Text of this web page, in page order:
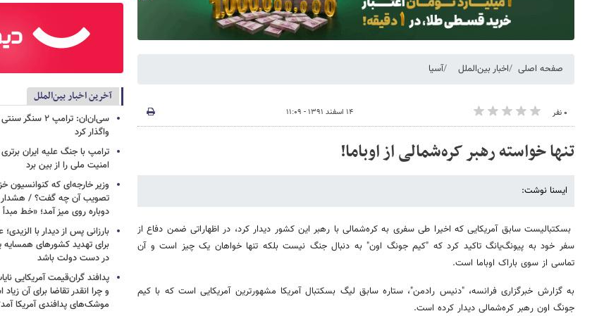
صفحه اصلی اخبار بین‌الملل آسیا
۰ نفر ۱۴ اسفند ۱۳۹۱ - ۱۱:۰۹
تنها خواسته رهبر کره‌شمالی از اوباما!
ایسنا نوشت:
بسکتبالیست سابق آمریکایی که اخیرا طی سفری به کره‌شمالی با رهبر این کشور دیدار کرد، در اظهاراتی ضمن دفاع از
سفر خود به پیونگ‌یانگ تاکید کرد که "کیم جونگ اون" به دنبال جنگ نیست بلکه تنها خواهان یک چیز است و آن
تماسی از سوی باراک اوباما است.
به گزارش خبرگزاری فرانسه، "دنیس رادمن"، ستاره سابق لیگ بسکتبال آمریکا مشهورترین آمریکایی است که با کیم
جونگ اون رهبر کره‌شمالی دیدار کرده است.
آخرین اخبار بین‌الملل
سی‌ان‌ان: ترامپ ۲
واگذار کرد
ترامپ با جنگ علیه ایران
امنیت ملی را از بین برد
وزیر خارجه‌ای که کنوانسیون
دوباره روی میز آمد؛ «خط
بارزانی پس از دیدار با
برای تهدید کشورهای همسایه
در دست دولت باشد
پدافند گران‌قیمت آمریکایی
و چرا انقدر تقاضا برای آن
موشک‌های پدافندی آمریکا